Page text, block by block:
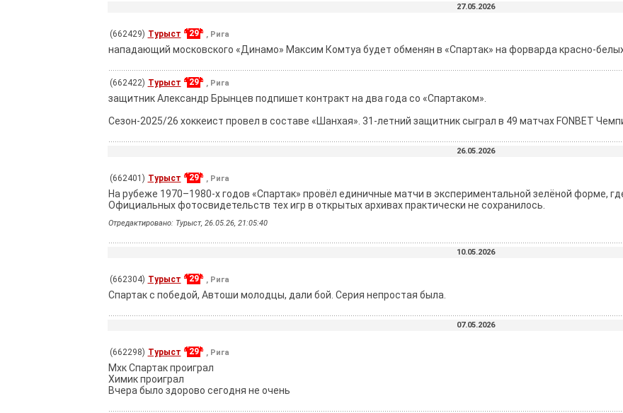
27.05.2026
(662429) Турыст 29 , Рига
нападающий московского «Динамо» Максим Комтуа будет обменян в «Спартак» на форварда красно-
(662422) Турыст 29 , Рига
защитник Александр Брынцев подпишет контракт на два года со «Спартаком».
Сезон-2025/26 хоккеист провел в составе «Шанхая». 31-летний защитник сыграл в 49 матчах FONBET
26.05.2026
(662401) Турыст 29 , Рига
Hа рубеже 1970–1980-х годов «Спартак» провёл единичные матчи в экспериментальной зелёной форме,
Официальных фотосвидетельств тех игр в открытых архивах практически не сохранилось.
Отредактировано: Турыст, 26.05.26, 21:05:40
10.05.2026
(662304) Турыст 29 , Рига
Спартак с победой, Автоши молодцы, дали бой. Серия непростая была.
07.05.2026
(662298) Турыст 29 , Рига
Мхк Спартак проиграл
Химик проиграл
Вчера было здорово сегодня не очень